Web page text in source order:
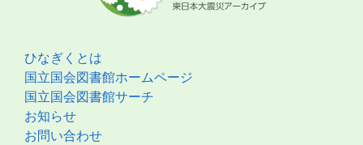
ひなぎくとは
国立国会図書館ホームページ
国立国会図書館サーチ
お知らせ
お問い合わせ